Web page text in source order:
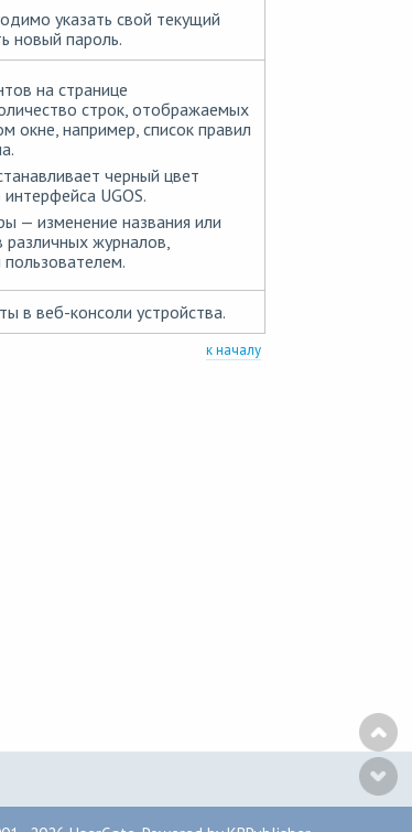
указать свой текущий
новый пароль.
на странице
строк, отображаемых
окне, например, список правил
черный цвет
UGOS.
— изменение названия или
различных журналов,
в веб-консоли устройства.
к началу